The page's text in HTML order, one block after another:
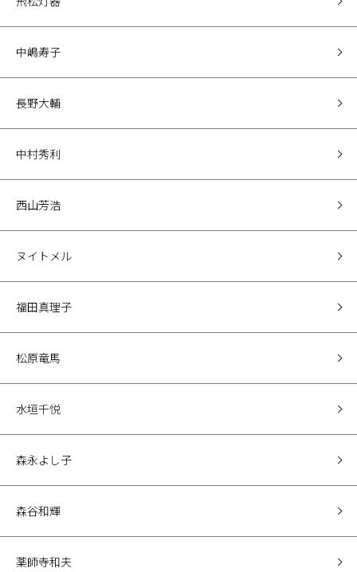
中嶋寿子
長野大輔
中村秀利
西山芳浩
ヌイトメル
福田真理子
松原竜馬
水垣千悦
森永よし子
森谷和輝
薬師寺和夫